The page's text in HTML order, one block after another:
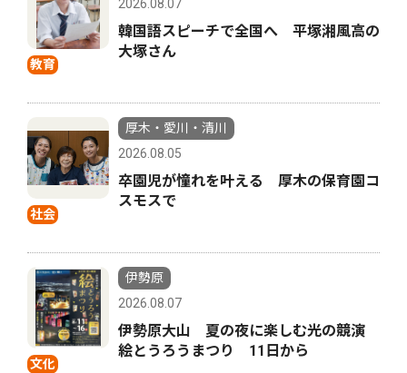
教育
2026.08.07
韓国語スピーチで全国へ 平塚湘風高の
大塚さん
社会
厚木・愛川・清川
2026.08.05
卒園児が憧れを叶える 厚木の保育園コ
スモスで
文化
伊勢原
2026.08.07
伊勢原大山 夏の夜に楽しむ光の競演
絵とうろうまつり 11日から